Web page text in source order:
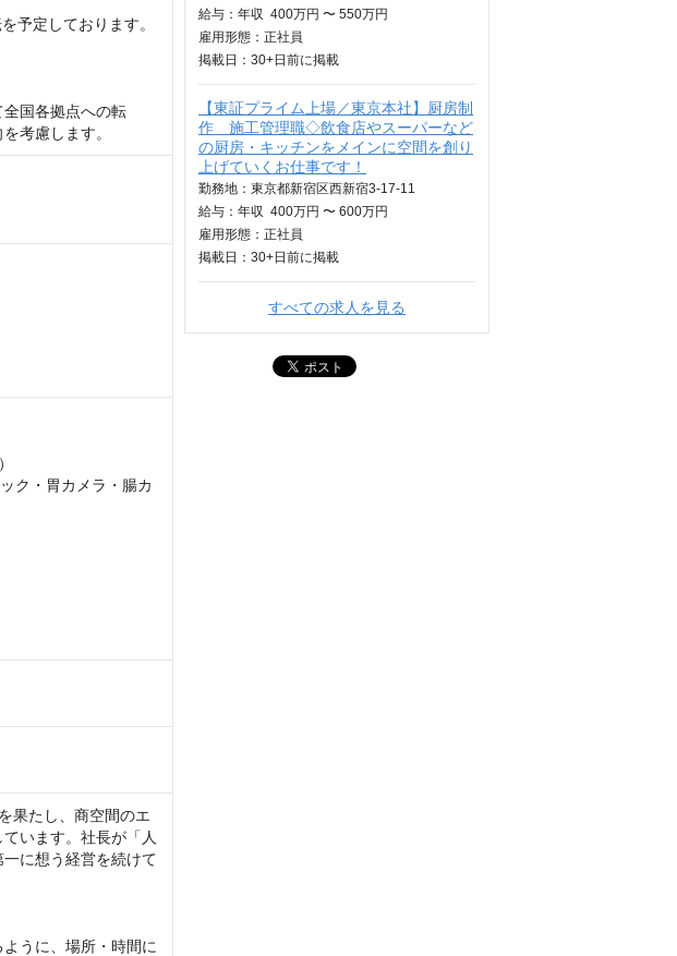
予定しております。
国各拠点への転
考慮します。
ク・胃カメラ・腸カ
果たし、商空間のエ
います。社長が「人
に想う経営を続けて
うに、場所・時間に
給与： 年収 400万円 〜 550万円
雇用形態：正社員
掲載日： 30+日 前に掲載
【東証プライム上場／東京本社】厨房制
作 施工管理職◇飲食店やスーパーなど
の厨房・キッチンをメインに空間を創り
上げていくお仕事です！
勤務地：東京都新宿区西新宿3-17-11
給与： 年収 400万円 〜 600万円
雇用形態：正社員
掲載日： 30+日 前に掲載
すべての求人を見る